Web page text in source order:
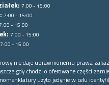
7:00 - 15:00
7:00 - 15:00
- 15:00
7:00 - 15:00
7:00 - 15:00
nie daje uprawnionemu prawa
gdy chodzi o oferowane części
użyto jedynie w celu